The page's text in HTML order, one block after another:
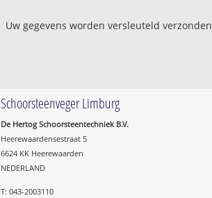
Uw gegevens worden versleuteld
Schoorsteenveger Limburg
De Hertog Schoorsteentechniek B.V.
Heerewaardensestraat 5
6624 KK Heerewaarden
NEDERLAND
T: 043-2003110